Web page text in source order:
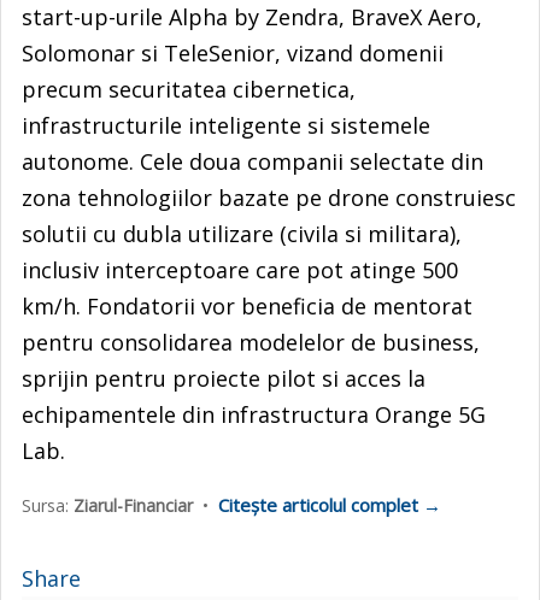
start-up-urile Alpha by Zendra, BraveX Aero,
Solomonar si TeleSenior, vizand domenii
precum securitatea cibernetica,
infrastructurile inteligente si sistemele
autonome. Cele doua companii selectate din
zona tehnologiilor bazate pe drone construiesc
solutii cu dubla utilizare (civila si militara),
inclusiv interceptoare care pot atinge 500
km/h. Fondatorii vor beneficia de mentorat
pentru consolidarea modelelor de business,
sprijin pentru proiecte pilot si acces la
echipamentele din infrastructura Orange 5G
Lab.
Sursa: Ziarul-Financiar• Citește articolul complet →
Share